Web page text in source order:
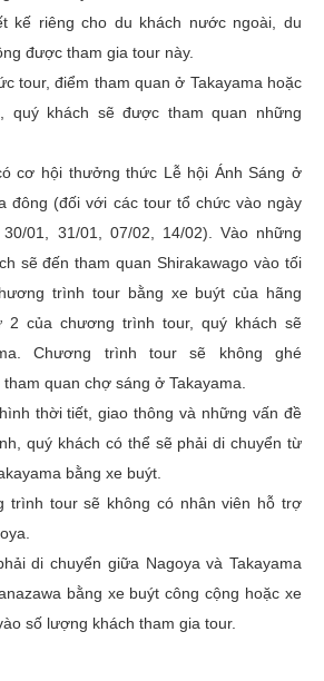
kế riêng cho du khách nước ngoài, du
được tham gia tour này.
tour, điểm tham quan ở Takayama hoặc
quý khách sẽ được tham quan những
cơ hội thưởng thức Lễ hội Ánh Sáng ở
đông (đối với các tour tổ chức vào ngày
01, 31/01, 07/02, 14/02). Vào những
sẽ đến tham quan Shirakawago vào tối
trình tour bằng xe buýt của hãng
2 của chương trình tour, quý khách sẽ
Chương trình tour sẽ không ghé
quan chợ sáng ở Takayama.
thời tiết, giao thông và những vấn đề
quý khách có thể sẽ phải di chuyển từ
bằng xe buýt.
trình tour sẽ không có nhân viên hỗ trợ
di chuyển giữa Nagoya và Takayama
bằng xe buýt công cộng hoặc xe
số lượng khách tham gia tour.